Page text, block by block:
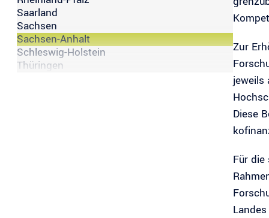
Saarland
Sachsen
Sachsen-Anhalt
Schleswig-Holstein
Thüringen
Zur
jeweils
Diese
Für